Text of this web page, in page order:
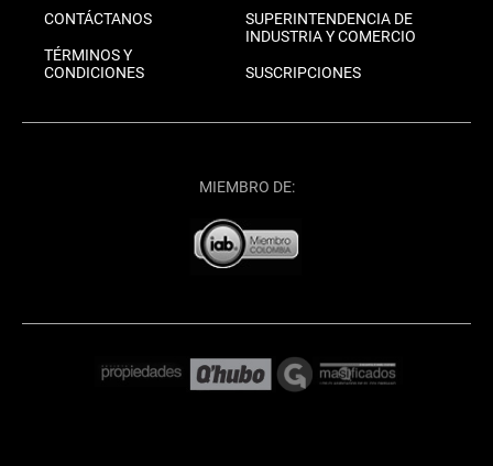
CONTÁCTANOS
TÉRMINOS Y
CONDICIONES
SUPERINTENDENCIA DE
INDUSTRIA Y COMERCIO
SUSCRIPCIONES
MIEMBRO DE: